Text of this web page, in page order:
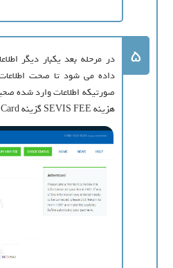
5
در مرحله بعد یکبار دیگر
داده می شود تا صحت
صورتیکه اطلاعات وارد شده
هزینه SEVIS FEE گزینه Credit Card را کلیک نمائید.